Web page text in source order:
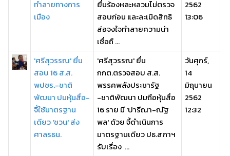
ทำลายทางการ
เมือง
ยื่นร้องหละหลวมไม่ตรวจ
สอบก่อน และละเมิดสิทธิ
ส่อจงใจทำลายความน่า
เชื่อถื ...
2562
13:06
'ศรีสุวรรณ' ยื่น
สอบ 16 ส.ส.
พปชร.-ชาติ
พัฒนา ปมหุ้นสื่อ-
จี้ใช้มาตรฐาน
เดียว 'ชวน' ส่ง
ศาลรธน.
'ศรีสุวรรณ' ยื่น
กกต.ตรวจสอบ ส.ส.
พรรคพลังประชารัฐ
-ชาติพัฒนา ปมถือหุ้นสื่อ
16 ราย มี 'ปารีณา-ณัฐ
พล' ด้วย จี้ดำเนินการ
มาตรฐานเดียว ปธ.สภาฯ
รับเรื่อง ...
วันศุกร์,
14
มิถุนายน
2562
12:32